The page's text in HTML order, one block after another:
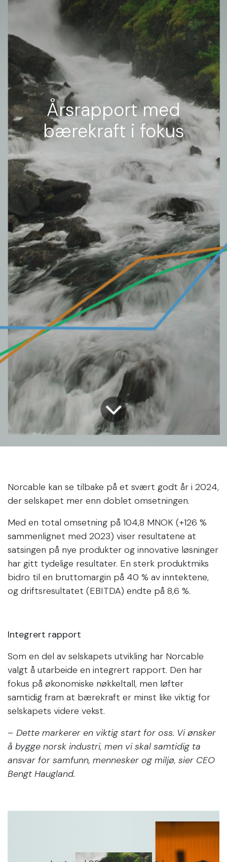
Årsrapport med
bærekraft i fokus
Norcable kan se tilbake på et svært godt år i 2024,
der selskapet mer enn doblet omsetningen.
Med en total omsetning på 104,8 MNOK (+126 %
sammenlignet med 2023) viser resultatene at
satsingen på nye produkter og innovative løsninger
har gitt tydelige resultater. En sterk produktmiks
bidro til en bruttomargin på 40 % av inntektene,
og driftsresultatet (EBITDA) endte på 8,6 %.
Integrert rapport
Som en del av selskapets utvikling har Norcable
valgt å utarbeide en integrert rapport. Den har
fokus på økonomiske nøkkeltall, men løfter
samtidig fram at bærekraft er minst like viktig for
selskapets videre vekst.
– Dette markerer en viktig start for oss. Vi ønsker
å bygge norsk industri, men vi skal samtidig ta
ansvar for samfunn, mennesker og miljø, sier CEO
Bengt Haugland.